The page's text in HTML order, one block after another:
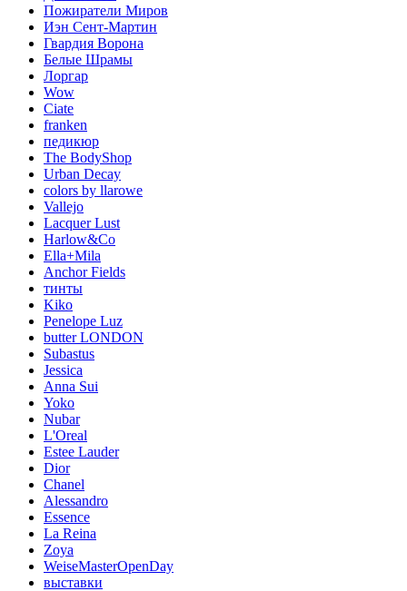
Пожиратели Миров
Иэн Сент-Мартин
Гвардия Ворона
Белые Шрамы
Лоргар
Wow
Ciate
franken
педикюр
The BodyShop
Urban Decay
colors by llarowe
Vallejo
Lacquer Lust
Harlow&Co
Ella+Mila
Anchor Fields
тинты
Kiko
Penelope Luz
butter LONDON
Subastus
Jessica
Anna Sui
Yoko
Nubar
L'Oreal
Estee Lauder
Dior
Chanel
Alessandro
Essence
La Reina
Zoya
WeiseMasterOpenDay
выставки